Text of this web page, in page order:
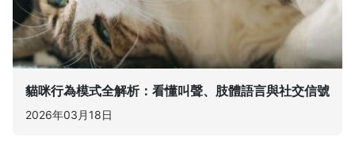
貓咪行為模式全解析：看懂叫聲、肢體語言與社交信號
2026年03月18日